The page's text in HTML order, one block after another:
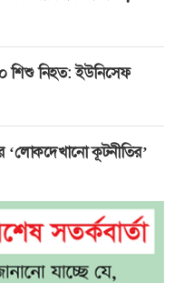
শিশু নিহত: ইউনিসেফ
‘লোকদেখানো কূটনীতির’